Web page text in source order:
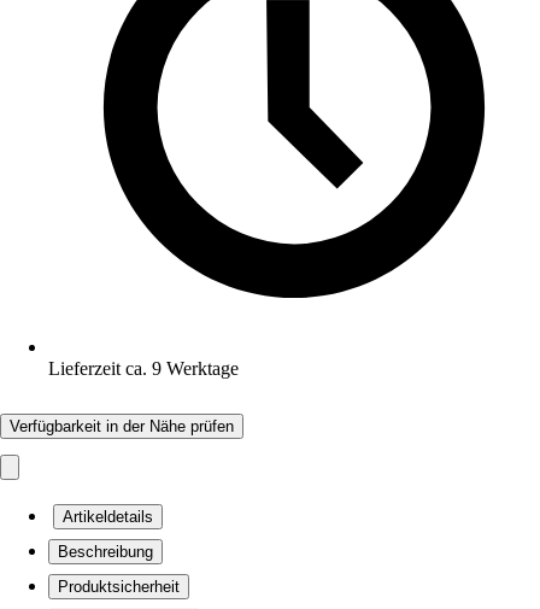
Lieferzeit ca. 9 Werktage
Verfügbarkeit in der Nähe prüfen
Artikeldetails
Beschreibung
Produktsicherheit